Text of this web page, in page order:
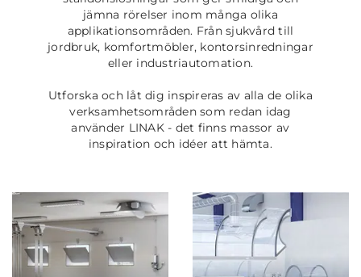
jämna rörelser inom många olika
applikationsområden. Från sjukvård till
jordbruk, komfortmöbler, kontorsinredningar
eller industriautomation.
Utforska och låt dig inspireras av alla de olika
verksamhetsområden som redan idag
använder LINAK - det finns massor av
inspiration och idéer att hämta.